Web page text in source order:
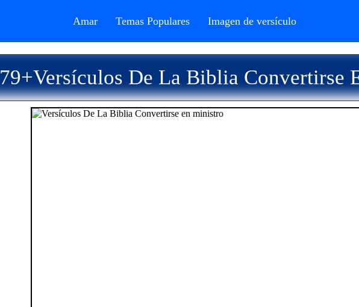
Amar Temas Populares Imagen de versículo
79+Versículos De La Biblia Convertirse